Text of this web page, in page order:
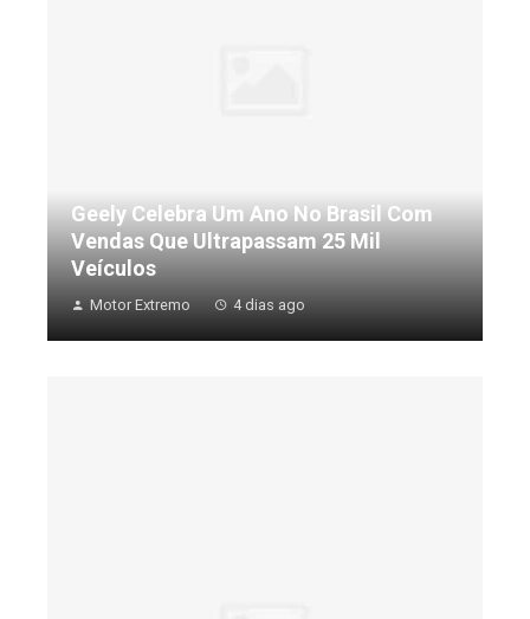
Geely Celebra Um Ano No Brasil Com
Vendas Que Ultrapassam 25 Mil
Veículos
Motor Extremo 4 dias ago